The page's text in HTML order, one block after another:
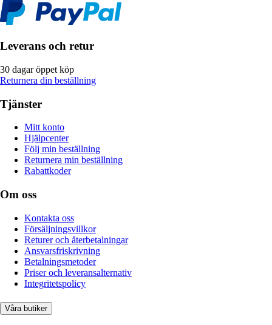
Leverans och retur
30 dagar öppet köp
Returnera din beställning
Tjänster
Mitt konto
Hjälpcenter
Följ min beställning
Returnera min beställning
Rabattkoder
Om oss
Kontakta oss
Försäljningsvillkor
Returer och återbetalningar
Ansvarsfriskrivning
Betalningsmetoder
Priser och leveransalternativ
Integritetspolicy
Våra butiker